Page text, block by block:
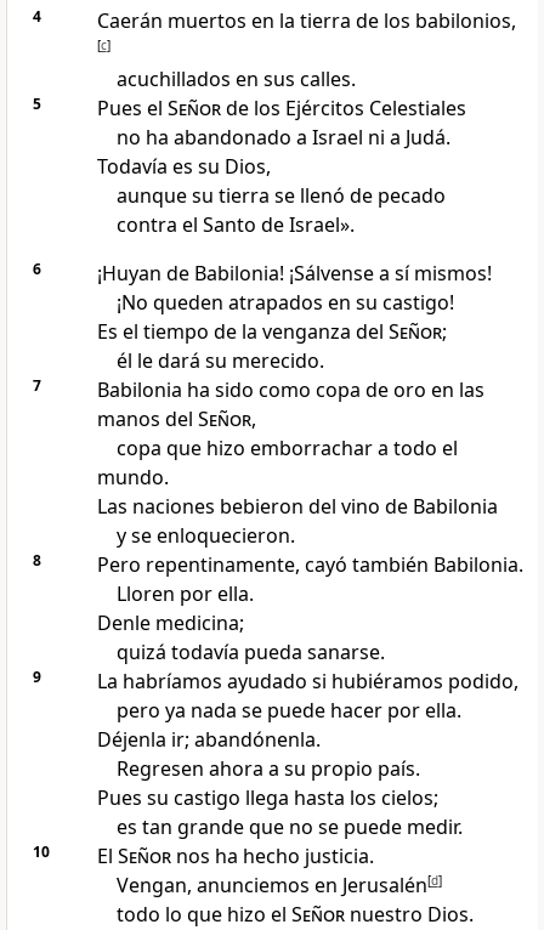
4 Caerán muertos en la tierra de los babilonios,
[c]
acuchillados en sus calles.
5 Pues el Señorde los Ejércitos Celestiales
no ha abandonado a Israel ni a Judá.
Todavía es su Dios,
aunque su tierra se llenó de pecado
contra el Santo de Israel».
6
¡Huyan de Babilonia! ¡Sálvense a sí mismos!
¡No queden atrapados en su castigo!
Es el tiempo de la venganza del Señor;
él le dará su merecido.
7
Babilonia ha sido como copa de oro en las
manos del Señor,
copa que hizo emborrachar a todo el
mundo.
Las naciones bebieron del vino de Babilonia
y se enloquecieron.
8
Pero repentinamente, cayó también Babilonia.
Lloren por ella.
Denle medicina;
quizá todavía pueda sanarse.
9
La habríamos ayudado si hubiéramos podido,
pero ya nada se puede hacer por ella.
Déjenla ir; abandónenla.
Regresen ahora a su propio país.
Pues su castigo llega hasta los cielos;
es tan grande que no se puede medir.
10 El Señornos ha hecho justicia.
Vengan, anunciemos en Jerusalén[d]
todo lo que hizo el Señornuestro Dios.